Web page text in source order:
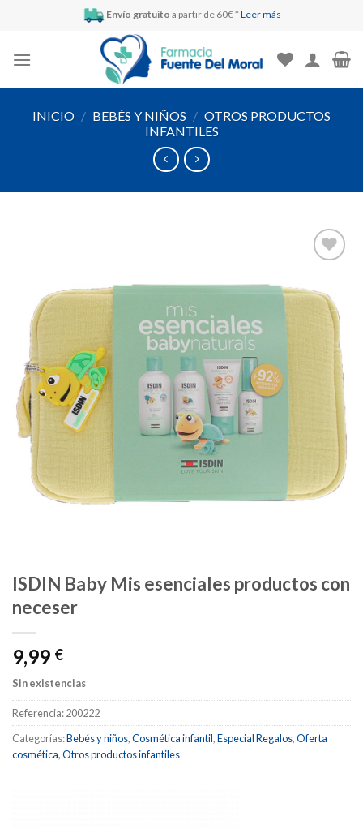
Envío gratuito a partir de 60€ * Leer más
INICIO / BEBÉS Y NIÑOS / OTROS PRODUCTOS
INFANTILES
Añadir
a la
deseos
ISDIN Baby Mis esenciales productos con
neceser
9,99 €
Sin existencias
Referencia:200222
Categorías:Bebés y niños,Cosmética infantil,Especial Regalos,Oferta
cosmética,Otros productos infantiles